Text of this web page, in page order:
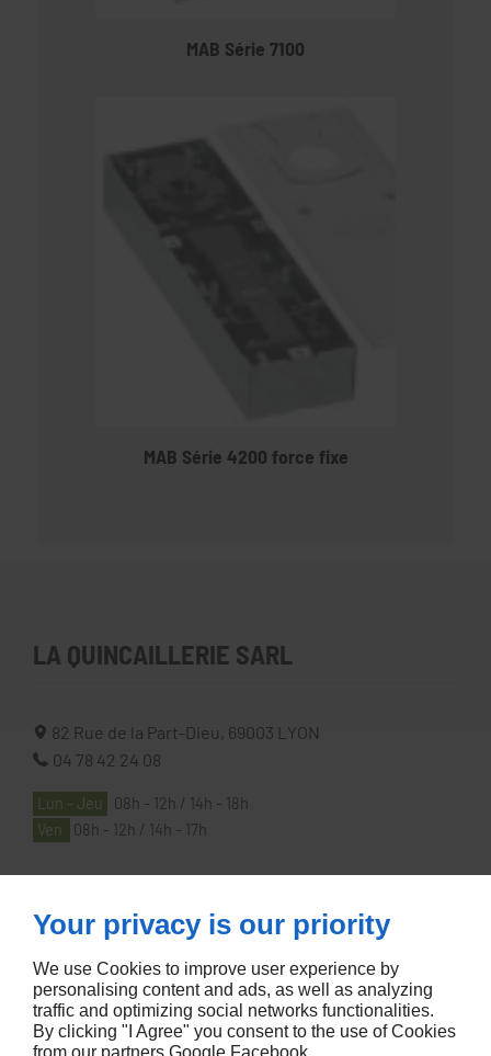
MAB Série 7100
MAB Série 4200 force fixe
LA QUINCAILLERIE SARL
82 Rue de la Part-Dieu, 69003
LYON
04 78 42 24 08
Lun - Jeu
08h - 12h / 14h - 18h
Ven
08h - 12h / 14h - 17h
À PROPOS
Accueil
Contactez-nous
Mentions légales
Your privacy is our priority
We use Cookies to improve user experience by
personalising content and ads, as well as analyzing
traffic and optimizing social networks functionalities.
By clicking "I Agree" you consent to the use of Cookies
from our partners Google Facebook